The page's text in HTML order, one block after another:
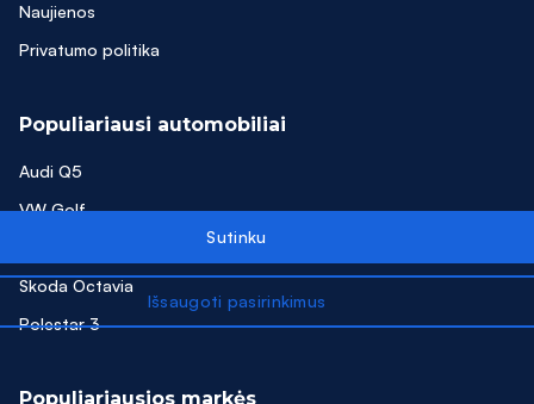
FORMENTOR
Freemont
Galaxy
GLA220
GLC220
Naujienos
Privatumo politika
Populiariausi automobiliai
Audi Q5
VW Golf
Skoda Octavia
Polestar 3
Populiariausios markės